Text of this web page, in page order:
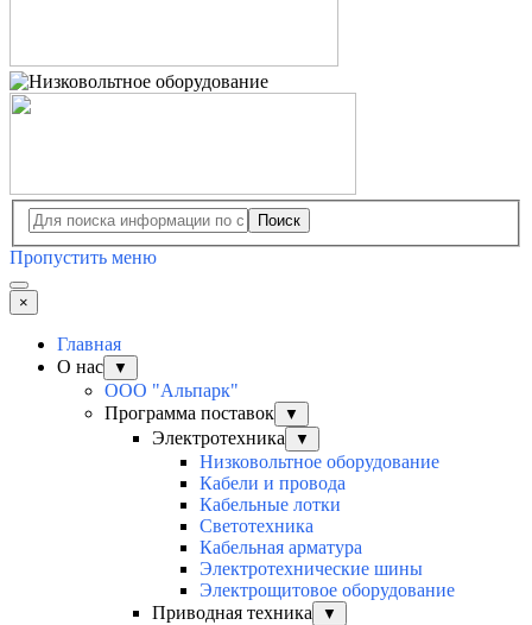
Поиск
Пропустить меню
×
Главная
О нас
▼
ООО "Альпарк"
Программа поставок
▼
Электротехника ▼
Низковольтное оборудование
Кабели и провода
Кабельные лотки
Светотехника
Кабельная арматура
Электротехнические шины
Электрощитовое оборудование
Приводная техника
▼